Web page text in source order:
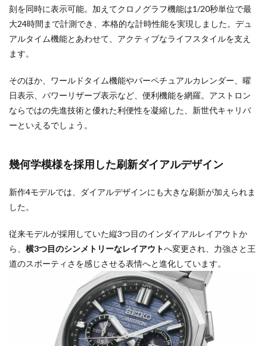
刻を同時に表示可能。加えてクロノグラフ機能は1/20秒単位で最
大24時間まで計測でき、本格的な計時性能を実現しました。デュ
アルタイム機能とあわせて、アクティブなライフスタイルを支え
ます。
そのほか、ワールドタイム機能やパーペチュアルカレンダー、曜
日表示、パワーリザーブ表示など、便利機能を網羅。アストロン
ならではの先進技術と優れた利便性を凝縮した、新世代キャリバ
ーといえるでしょう。
幾何学模様を採用した刷新ダイアルデザイン
新作4モデルでは、ダイアルデザインにも大きな刷新が加えられま
した。
従来モデルが採用していた縦3つ目のインダイアルレイアウトか
ら、 横3つ目のシンメトリーなレイアウトへ変更され、力強さと王
道のスポーティさを感じさせる表情へと進化しています。